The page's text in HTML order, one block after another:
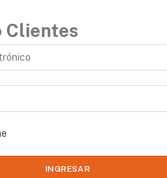
Clientes